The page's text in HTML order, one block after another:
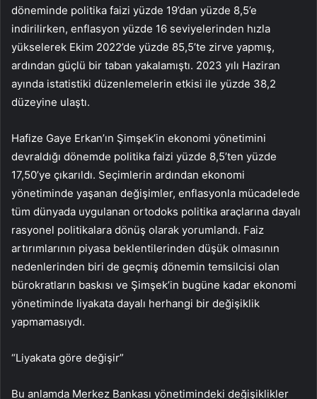
döneminde politika faizi yüzde 19’dan yüzde 8,5’e
indirilirken, enflasyon yüzde 16 seviyelerinden hızla
yükselerek Ekim 2022’de yüzde 85,5’te zirve yapmış,
ardından güçlü bir taban yakalamıştı. 2023 yılı Haziran
ayında istatistiki düzenlemelerin etkisi ile yüzde 38,2
düzeyine ulaştı.
Hafize Gaye Erkan’ın Şimşek’in ekonomi yönetimini
devraldığı dönemde politika faizi yüzde 8,5’ten yüzde
17,50’ye çıkarıldı. Seçimlerin ardından ekonomi
yönetiminde yaşanan değişimler, enflasyonla mücadelede
tüm dünyada uygulanan ortodoks politika araçlarına dayalı
rasyonel politikalara dönüş olarak yorumlandı. Faiz
artırımlarının piyasa beklentilerinden düşük olmasının
nedenlerinden biri de geçmiş dönemin temsilcisi olan
bürokratların baskısı ve Şimşek’in bugüne kadar ekonomi
yönetiminde liyakata dayalı herhangi bir değişiklik
yapmamasıydı.
“Liyakata göre değişir”
Bu anlamda Merkez Bankası yönetimindeki değişiklikler